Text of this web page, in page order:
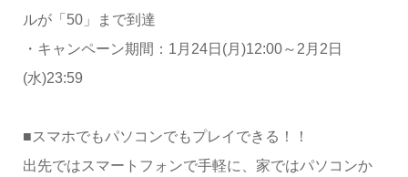
ルが「50」まで到達
・キャンペーン期間：1月24日(月)12:00～2月2日
(水)23:59
■スマホでもパソコンでもプレイできる！！
出先ではスマートフォンで手軽に、家ではパソコンか